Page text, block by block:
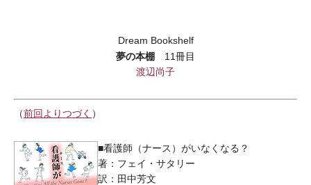
Dream Bookshelf
夢の本棚 11冊目
渡辺尚子
（前回よりつづく ）
■看護師（ナース）がいなくなる？
著：フェイ・サタリー
訳：田中芳文